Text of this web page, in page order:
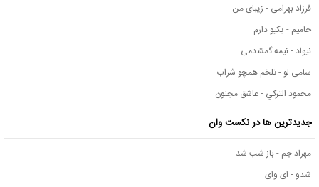
فرزاد بهرامی - زیبای من
حامیم - یکیو دارم
نیواد - نیمه گمشدمی
سامی لو - تلخم همچو شراب
محمود التركي - عاشق مجنون
جدیدترین ها در نکست وان
مهراد جم - باز شب شد
شدو - ای وای